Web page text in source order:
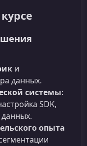
и
данных.
системы:
SDK,
опыта